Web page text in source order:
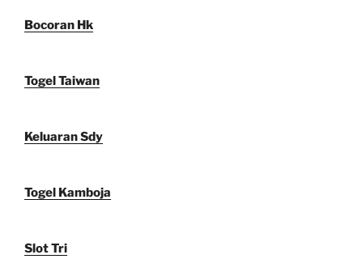
Bocoran Hk
Togel Taiwan
Keluaran Sdy
Togel Kamboja
Slot Tri